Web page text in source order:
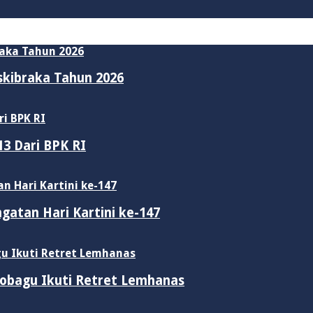
Tahun 2026
Dari BPK RI
Hari Kartini ke-147
Ikuti Retret Lemhanas